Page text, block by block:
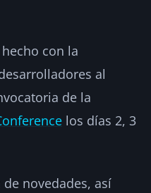
con la
al
de la
los días 2, 3
novedades, así